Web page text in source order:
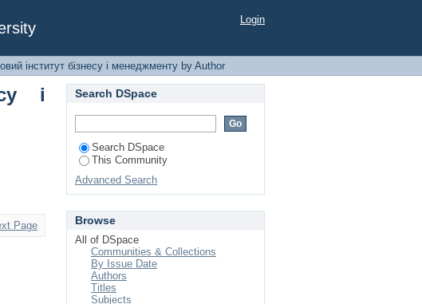
by Author Login
інститут бізнесу і менеджменту by Author
і
Page
Search DSpace
Search DSpace
This Community
Advanced Search
Browse
All of DSpace
Communities & Collections
By Issue Date
Authors
Titles
Subjects